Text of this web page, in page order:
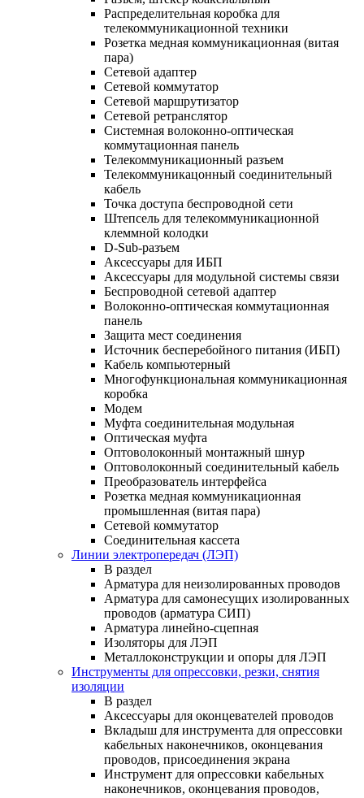
Распределительная коробка для
телекоммуникационной техники
Розетка медная коммуникационная (витая
пара)
Сетевой адаптер
Сетевой коммутатор
Сетевой маршрутизатор
Сетевой ретранслятор
Системная волоконно-оптическая
коммутационная панель
Телекоммуникационный разъем
Телекоммуникацонный соединительный
кабель
Точка доступа беспроводной сети
Штепсель для телекоммуникационной
клеммной колодки
D-Sub-разъем
Аксессуары для ИБП
Аксессуары для модульной системы связи
Беспроводной сетевой адаптер
Волоконно-оптическая коммутационная
панель
Защита мест соединения
Источник бесперебойного питания (ИБП)
Кабель компьютерный
Многофункциональная коммуникационная
коробка
Модем
Муфта соединительная модульная
Оптическая муфта
Оптоволоконный монтажный шнур
Оптоволоконный соединительный кабель
Преобразователь интерфейса
Розетка медная коммуникационная
промышленная (витая пара)
Сетевой коммутатор
Соединительная кассета
Линии электропередач (ЛЭП)
В раздел
Арматура для неизолированных проводов
Арматура для самонесущих изолированных
проводов (арматура СИП)
Арматура линейно-сцепная
Изоляторы для ЛЭП
Металлоконструкции и опоры для ЛЭП
Инструменты для опрессовки, резки, снятия
изоляции
В раздел
Аксессуары для оконцевателей проводов
Вкладыш для инструмента для опрессовки
кабельных наконечников, оконцевания
проводов, присоединения экрана
Инструмент для опрессовки кабельных
наконечников, оконцевания проводов,